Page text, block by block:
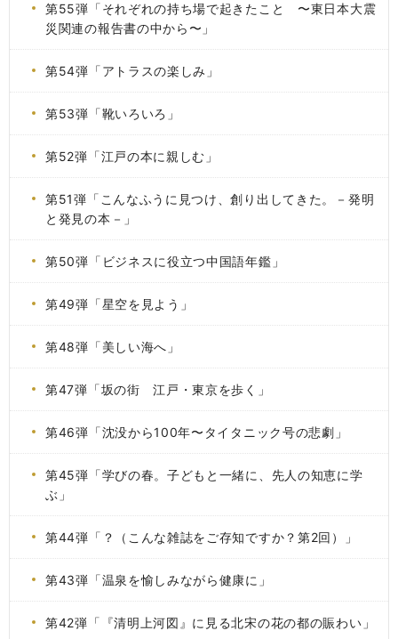
第55弾「それぞれの持ち場で起きたこと 〜東日本大震
災関連の報告書の中から〜」
第54弾「アトラスの楽しみ」
第53弾「靴いろいろ」
第52弾「江戸の本に親しむ」
第51弾「こんなふうに見つけ、創り出してきた。－発明
と発見の本－」
第50弾「ビジネスに役立つ中国語年鑑」
第49弾「星空を見よう」
第48弾「美しい海へ」
第47弾「坂の街 江戸・東京を歩く」
第46弾「沈没から100年〜タイタニック号の悲劇」
第45弾「学びの春。子どもと一緒に、先人の知恵に学
ぶ」
第44弾「？（こんな雑誌をご存知ですか？第2回）」
第43弾「温泉を愉しみながら健康に」
第42弾「『清明上河図』に見る北宋の花の都の賑わい」